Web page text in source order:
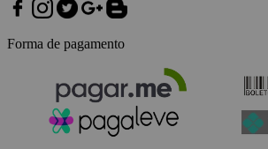
Forma de pagamento